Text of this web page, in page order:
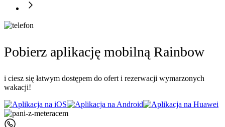
Pobierz aplikację mobilną Rainbow
i ciesz się łatwym dostępem do ofert i rezerwacji wymarzonych
wakacji!